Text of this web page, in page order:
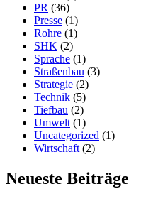
PR (36)
Presse (1)
Rohre (1)
SHK (2)
Sprache (1)
Straßenbau (3)
Strategie (2)
Technik (5)
Tiefbau (2)
Umwelt (1)
Uncategorized (1)
Wirtschaft (2)
Neueste Beiträge